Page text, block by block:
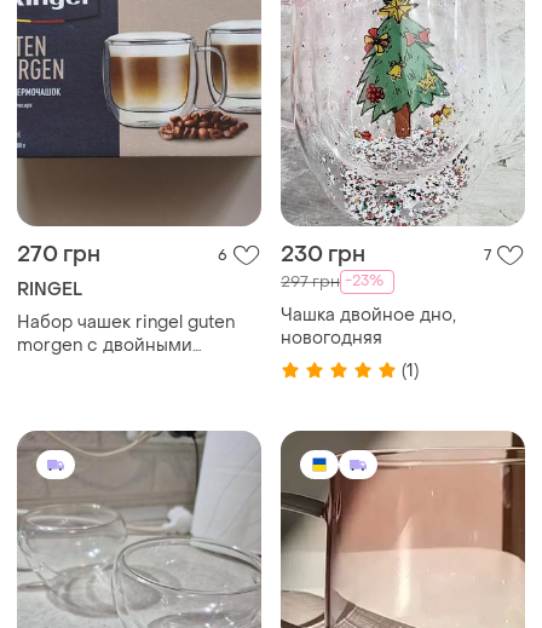
270 грн 6
RINGEL
Набор чашек ringel guten
morgen с двойными
230 грн 7
297 грн -23%
Чашка двойное дно,
новогодняя
(1)